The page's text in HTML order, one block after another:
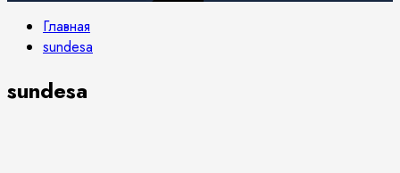
Главная
sundesa
sundesa